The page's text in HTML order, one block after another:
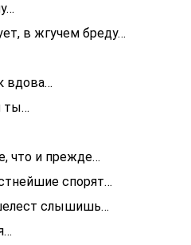
в жгучем бреду…
вдова…
ты…
что и прежде…
спорят…
слышишь…